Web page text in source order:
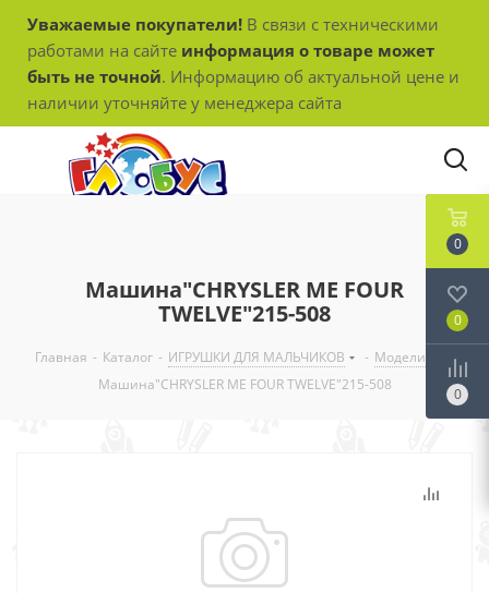
Уважаемые покупатели! В связи с техническими
работами на сайте информация о товаре может
быть не точной. Информацию об актуальной цене и
наличии уточняйте у менеджера сайта
Машина"CHRYSLER ME FOUR
TWELVE"215-508
Главная - Каталог - ИГРУШКИ ДЛЯ МАЛЬЧИКОВ - Модели
Машина"CHRYSLER ME FOUR TWELVE"215-508
0
0
0